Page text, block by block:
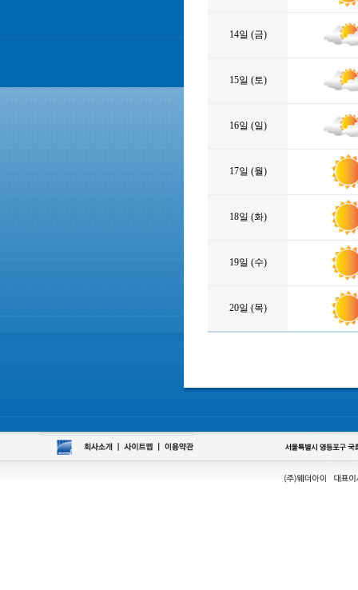
14일 (금)
15일 (토)
16일 (일)
17일 (월)
18일 (화)
19일 (수)
20일 (목)